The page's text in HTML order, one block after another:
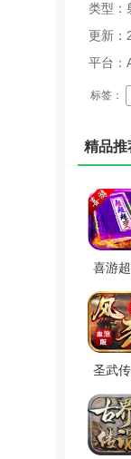
类型：
更新：
平台：
标签：
精品推
喜游
超变
版
圣武
风云
手游
版